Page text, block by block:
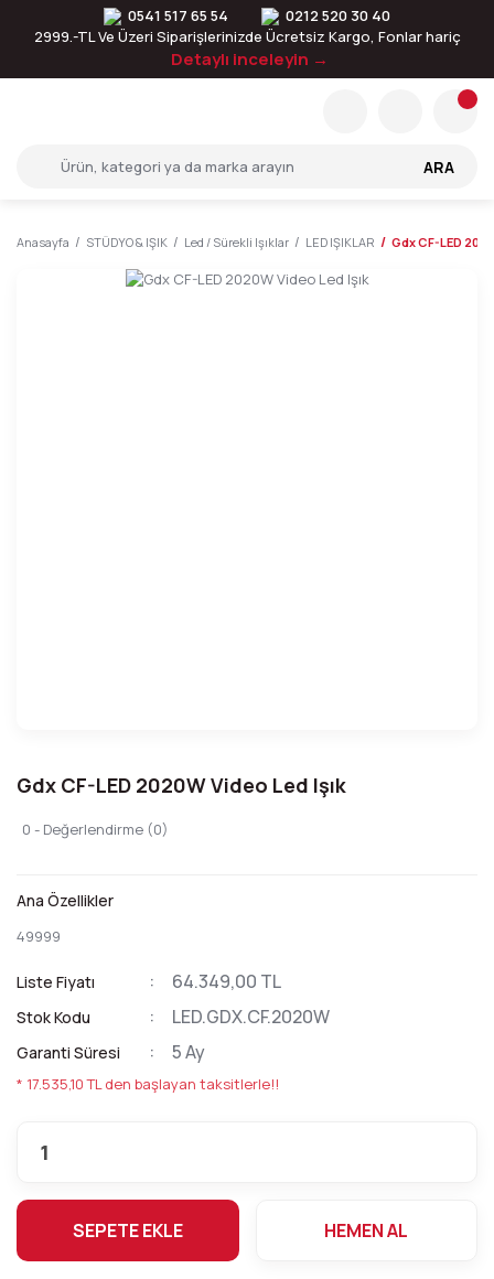
0541 517 65 54
0212 520 30 40
2999.-TL Ve Üzeri Siparişlerinizde Ücretsiz Kargo, Fonlar hariç
Detaylı inceleyin →
ARA
Anasayfa STÜDYO & IŞIK Led / Sürekli Işıklar LED IŞIKLAR Gdx CF-LED
Gdx CF-LED 2020W Video Led Işık
0 - Değerlendirme (0)
Ana Özellikler
49999
Liste Fiyatı 64.349,00 TL
Stok Kodu LED.GDX.CF.2020W
Garanti Süresi 5 Ay
* 17.535,10 TL den başlayan taksitlerle!!
SEPETE EKLE HEMEN AL